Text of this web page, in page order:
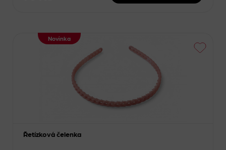
Novinka
Řetízková čelenka